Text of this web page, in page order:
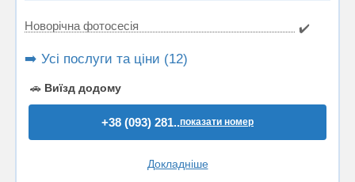
Новорічна фотосесія ✔️
➡️ Усі послуги та ціни (12)
🚗 Виїзд додому
+38 (093) 281..показати номер
Докладніше